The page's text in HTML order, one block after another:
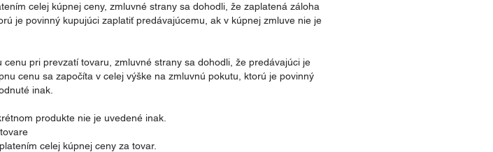
celej kúpnej ceny, zmluvné strany sa dohodli, že zaplatená záloha
je povinný kupujúci zaplatiť predávajúcemu, ak v kúpnej zmluve nie je
pri prevzatí tovaru, zmluvné strany sa dohodli, že predávajúci je
cenu sa započíta v celej výške na zmluvnú pokutu, ktorú je povinný
inak.
produkte nie je uvedené inak.
celej kúpnej ceny za tovar.